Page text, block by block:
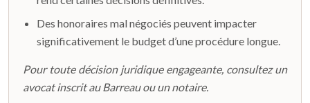
Des honoraires mal négociés peuvent impacter
significativement le budget d’une procédure longue.
Pour toute décision juridique engageante, consultez un
avocat inscrit au Barreau ou un notaire.